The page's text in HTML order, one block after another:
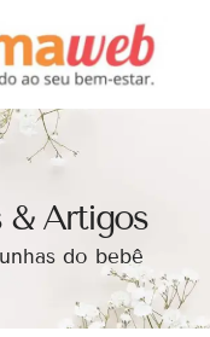
& Artigos
do bebê